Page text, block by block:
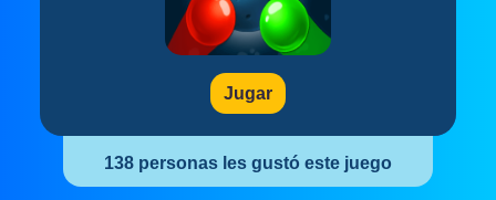
Jugar
138 personas les gustó este juego